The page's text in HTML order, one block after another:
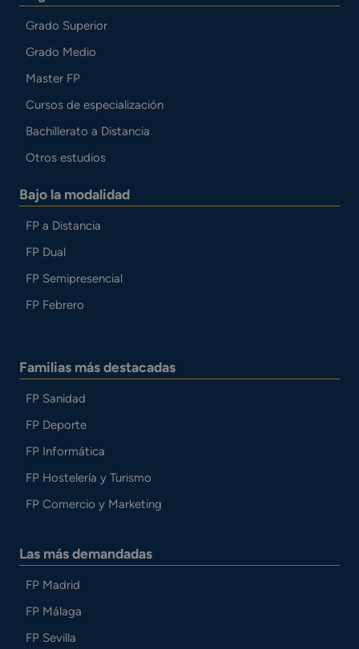
Grado Superior
Grado Medio
Master FP
Cursos de especialización
Bachillerato a Distancia
Otros estudios
Bajo la modalidad
FP a Distancia
FP Dual
FP Semipresencial
FP Febrero
Familias más destacadas
FP Sanidad
FP Deporte
FP Informática
FP Hostelería y Turismo
FP Comercio y Marketing
Las más demandadas
FP Madrid
FP Málaga
FP Sevilla